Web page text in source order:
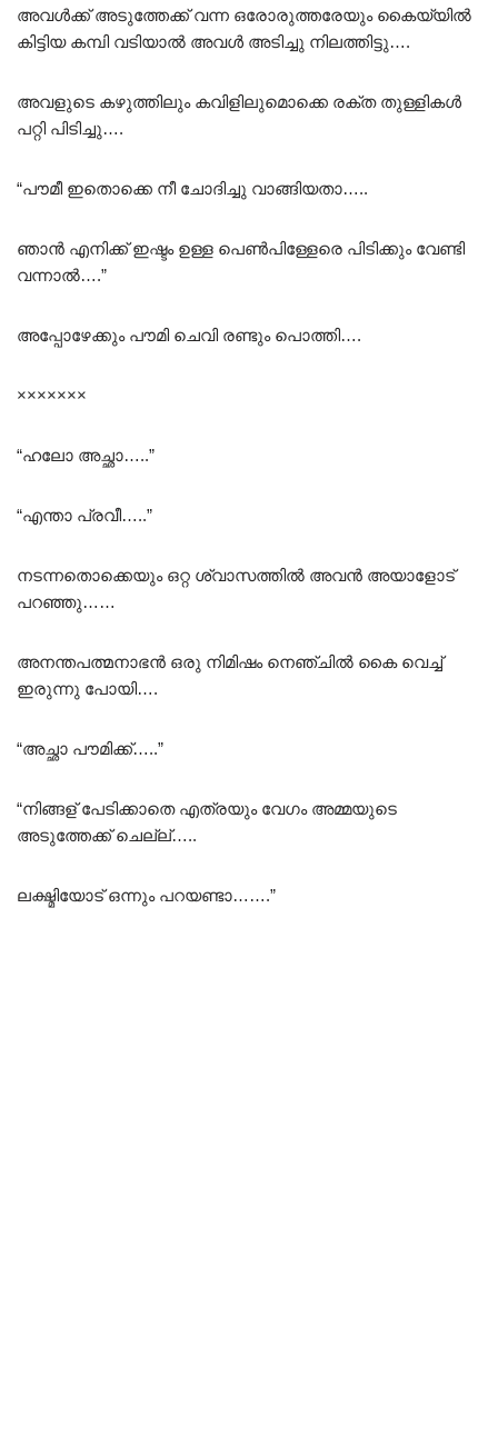
അവൾക്ക് അടുത്തേക്ക് വന്ന ഒരോരുത്തരേയും കൈയ്യിൽ
കിട്ടിയ കമ്പി വടിയാൽ അവൾ അടിച്ചു നിലത്തിട്ടു….
അവളുടെ കഴുത്തിലും കവിളിലുമൊക്കെ രക്ത തുള്ളികൾ
പറ്റി പിടിച്ചു….
“പൗമീ ഇതൊക്കെ നീ ചോദിച്ചു വാങ്ങിയതാ…..
ഞാൻ എനിക്ക് ഇഷ്ടം ഉള്ള പെൺപിള്ളേരെ പിടിക്കും വേണ്ടി
വന്നാൽ….”
അപ്പോഴേക്കും പൗമി ചെവി രണ്ടും പൊത്തി….
×××××××
“ഹലോ അച്ഛാ…..”
“എന്താ പ്രവീ…..”
നടന്നതൊക്കെയും ഒറ്റ ശ്വാസത്തിൽ അവൻ അയാളോട്
പറഞ്ഞു……
അനന്തപത്മനാഭൻ ഒരു നിമിഷം നെഞ്ചിൽ കൈ വെച്ച്
ഇരുന്നു പോയി….
“അച്ഛാ പൗമിക്ക്…..”
“നിങ്ങള് പേടിക്കാതെ എത്രയും വേഗം അമ്മയുടെ
അടുത്തേക്ക് ചെല്ല്…..
ലക്ഷ്മിയോട് ഒന്നും പറയണ്ടാ…….”